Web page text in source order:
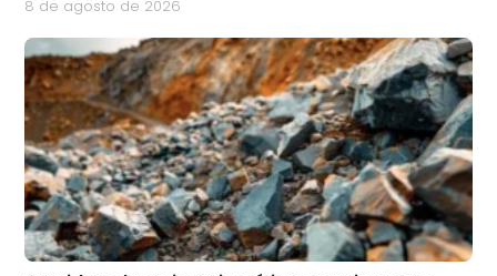
8 de agosto de 2026